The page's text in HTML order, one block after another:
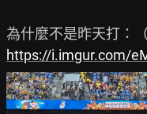
https://i.imgur.com/